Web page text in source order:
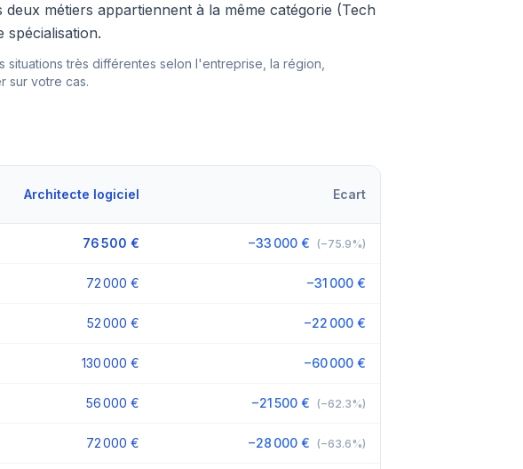
métiers appartiennent à la même catégorie (Tech
très différentes selon l'entreprise, la région,
sur votre cas.
Architecte logiciel Ecart
76 500 € −33 000 € (−75.9%)
72 000 € −31 000 €
52 000 € −22 000 €
130 000 € −60 000 €
56 000 € −21 500 € (−62.3%)
72 000 € −28 000 € (−63.6%)